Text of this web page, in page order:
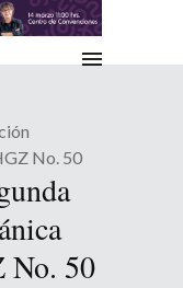
No. 50
No. 50